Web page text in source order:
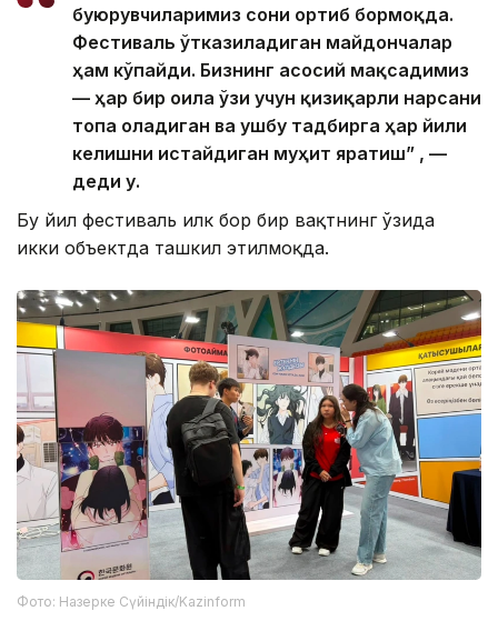
буюрувчиларимиз сони ортиб бормоқда.
Фестиваль ўтказиладиган майдончалар
ҳам кўпайди. Бизнинг асосий мақсадимиз
— ҳар бир оила ўзи учун қизиқарли нарсани
топа оладиган ва ушбу тадбирга ҳар йили
келишни истайдиган муҳит яратиш” , —
деди у.
Бу йил фестиваль илк бор бир вақтнинг ўзида
икки объектда ташкил этилмоқда.
Фото: Назерке Сүйіндік/Kazinform